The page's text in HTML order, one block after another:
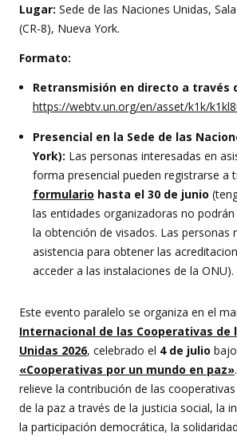
Lugar: Sede de las Naciones Unidas,
(CR-8), Nueva York.
Formato:
Retransmisión en directo a través
https://webtv.un.org/en/asset/k1k/
Presencial en la Sede de las
York): Las personas interesadas en
forma presencial pueden registrarse a
formulario hasta el 30 de junio
las entidades organizadoras no
la obtención de visados. Las personas
asistencia para obtener las
acceder a las instalaciones de la ONU).
Este evento paralelo se organiza en el
Internacional de las Cooperativas de
Unidas 2026, celebrado el 4 de julio
«Cooperativas por un mundo en paz»
relieve la contribución de las
de la paz a través de la justicia social, la
la participación democrática, la